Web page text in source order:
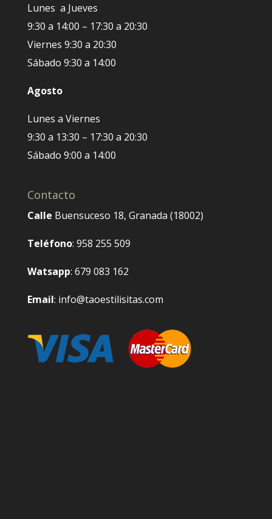
Lunes a Jueves
9:30 a 14:00 – 17:30 a 20:30
Viernes 9:30 a 20:30
Sábado 9:30 a 14:00
Agosto
Lunes a Viernes
9:30 a 13:30 – 17:30 a 20:30
Sábado 9:00 a 14:00
Contacto
Calle Buensuceso 18, Granada (18002)
Teléfono: 958 255 509
Watsapp: 679 083 162
Email: info@taoestilisitas.com